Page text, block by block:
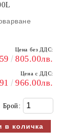
Цена без ДДС:
805.00лв.
Цена с ДДС:
966.00лв.
Брой: